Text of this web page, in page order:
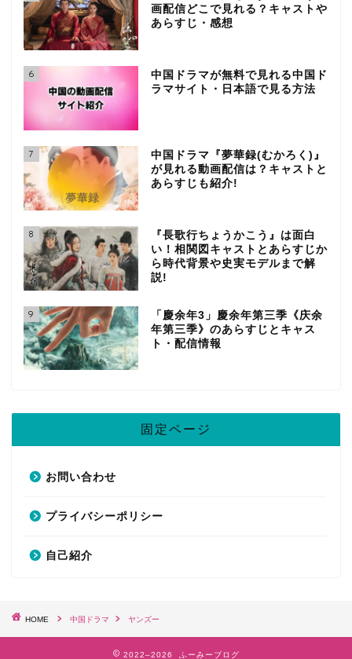
画配信どこで見れる？キャストや
あらすじ・感想
6
中国ドラマが無料で見れる中国ド
ラマサイト・日本語で見る方法
7
中国ドラマ『夢華録(むかろく)』
が見れる動画配信は？キャストと
あらすじも紹介!
8
『長歌行ちょうかこう』は面白
い！相関図キャストとあらすじか
ら時代背景や史実モデルまで解
説!
9
「慶余年3」慶余年第三季《庆余
年第三季》のあらすじとキャス
ト・配信情報
固定ページ
お問い合わせ
プライバシーポリシー
自己紹介
HOME 中国ドラマ ヤンズー
2022–2026 ふーみーブログ